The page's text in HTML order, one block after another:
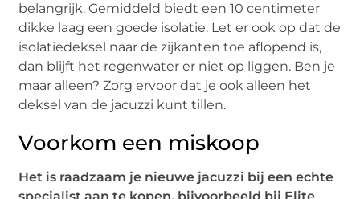
belangrijk. Gemiddeld biedt een 10 centimeter
dikke laag een goede isolatie. Let er ook op dat de
isolatiedeksel naar de zijkanten toe aflopend is,
dan blijft het regenwater er niet op liggen. Ben je
maar alleen? Zorg ervoor dat je ook alleen het
deksel van de jacuzzi kunt tillen.
Voorkom een miskoop
Het is raadzaam je nieuwe jacuzzi bij een echte